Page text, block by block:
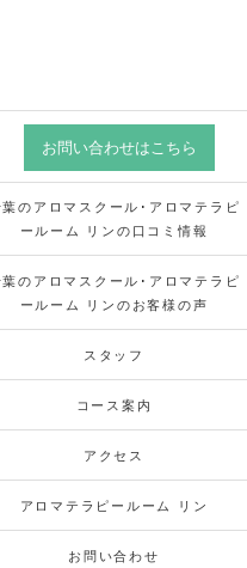
お問い合わせはこちら
葉のアロマスクール･アロマテラピ
ールーム リンの口コミ情報
葉のアロマスクール･アロマテラピ
ールーム リンのお客様の声
スタッフ
コース案内
アクセス
アロマテラピールーム リン
お問い合わせ